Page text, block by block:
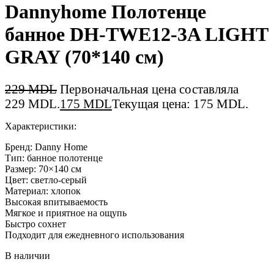
Dannyhome Полотенце
банное DH-TWE12-3A LIGHT
GRAY (70*140 см)
229MDL Первоначальная цена составляла
229 MDL.175 MDLТекущая цена: 175 MDL.
Характеристики:
Бренд: Danny Home
Тип: банное полотенце
Размер: 70×140 см
Цвет: светло-серый
Материал: хлопок
Высокая впитываемость
Мягкое и приятное на ощупь
Быстро сохнет
Подходит для ежедневного использования
В наличии